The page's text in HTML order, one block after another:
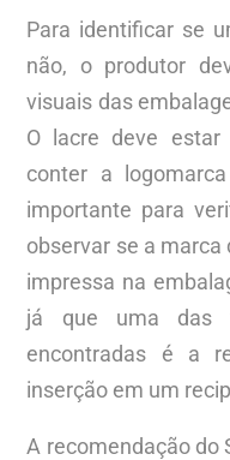
Para identificar se
não, o produtor
visuais das
O lacre deve estar
conter a
importante para
observar se a
impressa na
já que uma das
encontradas é a
inserção em um
A recomendação do